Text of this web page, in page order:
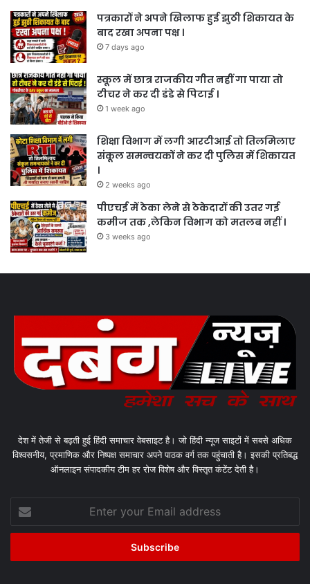
पत्रकारों ने अपने खिलाफ हुई झुठी शिकायत के
बाद रखा अपना पक्ष ।
7 days ago
स्कूल में छात्र राजकीय गीत नहीं गा पाया तो
टीचर ने कर दी डंडे से पिटाई ।
1 week ago
शिक्षा विभाग में लगी आरटीआई तो तिलमिलाए
संकूल समन्वयकों ने कर दी पुलिस में शिकायत
।
2 weeks ago
पीएचई में ठेका लेने से ठेकेदारों की उतर गई
कमीज तक ,लेकिन विभाग को मतलब नहीं ।
3 weeks ago
देश में तेजी से बढ़ती हुई हिंदी समाचार वेबसाइट है। जो हिंदी न्यूज साइटों में सबसे अधिक
विश्वसनीय, प्रमाणिक और निष्पक्ष समाचार अपने पाठक वर्ग तक पहुंचाती है। इसकी प्रतिबद्ध
ऑनलाइन संपादकीय टीम हर रोज विशेष और विस्तृत कंटेंट देती है।
your
Email